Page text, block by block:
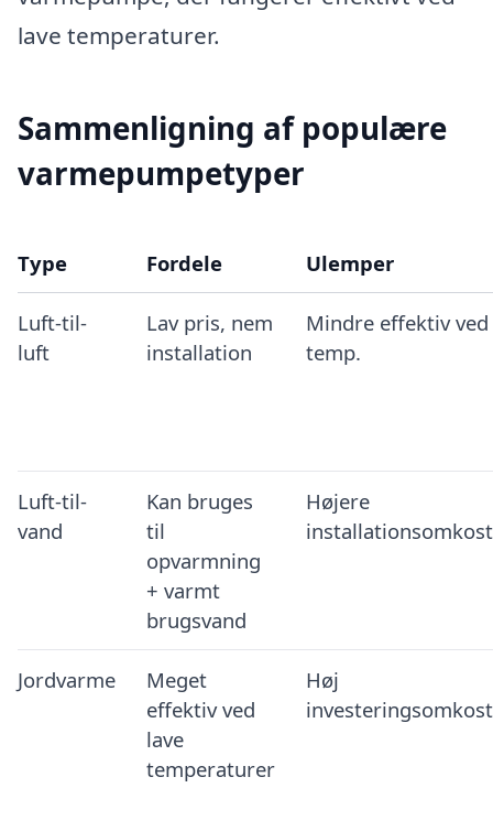
lave temperaturer.
Sammenligning af populære
varmepumpetyper
Type Fordele Ulemper
Luft-til-
luft
Lav pris, nem
installation
Mindre effektiv ved
temp.
Luft-til-
vand
Kan bruges
til
opvarmning
+ varmt
brugsvand
Højere
Jordvarme
Meget
effektiv ved
lave
temperaturer
Høj